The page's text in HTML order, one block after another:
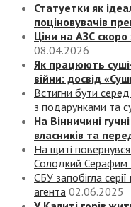
Статуетки як
поціновувачів
Ціни на АЗС скоро
08.04.2026
Як працюють
війни: досвід
Встигни бути
з подарунками та
На Вінничині
власників та
На щиті
Солодкий
СБУ запобігла
агента 02.06.2025